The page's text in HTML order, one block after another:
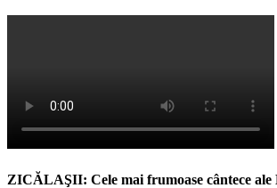
ZICĂLAŞII: Cele mai frumoase cântece ale